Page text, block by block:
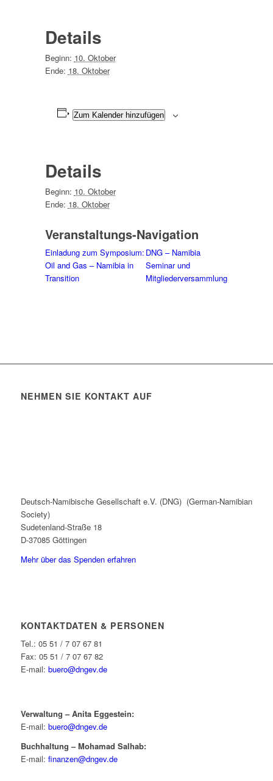
Details
Beginn: 10. Oktober
Ende: 18. Oktober
Zum Kalender hinzufügen
Details
Beginn: 10. Oktober
Ende: 18. Oktober
Veranstaltungs-Navigation
Einladung zum Symposium:
Oil and Gas – Namibia in
Transition
DNG – Namibia
Seminar und
Mitgliederversammlung
NEHMEN SIE KONTAKT AUF
Deutsch-Namibische Gesellschaft e.V. (DNG) (German-Namibian
Society)
Sudetenland-Straße 18
D-37085 Göttingen
Mehr über das Spenden erfahren
KONTAKTDATEN & PERSONEN
Tel.: 05 51 / 7 07 67 81
Fax: 05 51 / 7 07 67 82
E-mail: buero@dngev.de
Verwaltung – Anita Eggestein:
E-mail: buero@dngev.de
Buchhaltung – Mohamad Salhab:
E-mail: finanzen@dngev.de